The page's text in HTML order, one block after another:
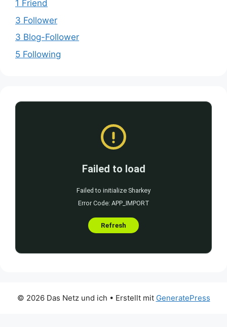
1 Friend
3 Follower
3 Blog-Follower
5 Following
© 2026 Das Netz und ich • Erstellt mit GeneratePress